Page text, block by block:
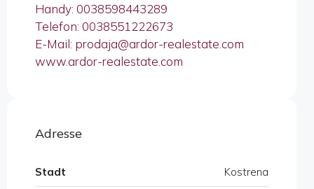
Handy: 0038598443289
Telefon: 0038551222673
E-Mail: prodaja@ardor-realestate.com
www.ardor-realestate.com
Adresse
Stadt Kostrena